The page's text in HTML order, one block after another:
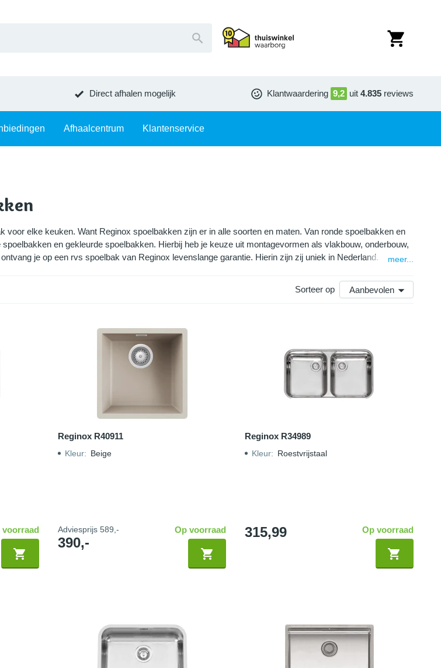
Direct afhalen mogelijk Klantwaardering 9,2 uit 4.835 reviews
Afhaalcentrum Klantenservice
voor elke keuken. Want Reginox spoelbakken zijn er in alle soorten en maten. Van ronde spoelbakken en
en gekleurde spoelbakken. Hierbij heb je keuze uit montagevormen als vlakbouw, onderbouw,
je op een rvs spoelbak van Reginox levenslange garantie. Hierin zijn zij uniek in Nederland.
meer...
Sorteer op Aanbevolen
voorraad
Reginox R40911
Kleur: Beige
Adviesprijs 589,-
390,-
Op voorraad
Reginox R34989
Kleur: Roestvrijstaal
315,99 Op voorraad